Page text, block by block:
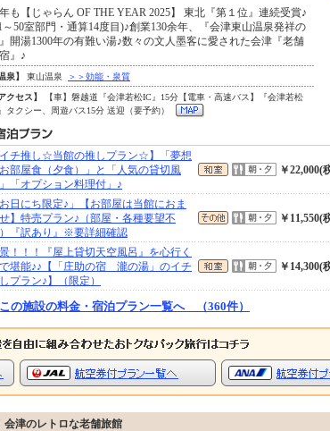
も【じゃらん OF THE YEAR 2025】 東北『第１位』連続受賞♪
～50室部門・通算14度目)♪創業130余年、『会津東山温泉発祥の
開湯1300年の有難い湯♪数々の文人墨客に愛された会津『老舗
』♪
泉】 東山温泉 ＞＞効能・泉質
クセス】
【車】磐越道『会津若松IC』15分【電車・高速バス】『会津若松
タクシー、周遊バス15分 送迎（要予約）
イチ推し☆当館の推しプラン☆】「夢想
部屋食（夕食）」と「人気の貸切風
「オプション料理付」♪
￥22,000(
お日にち限定♪」【お部屋は当館におま
】特売プラン♪（部屋・各種要望不
『訳あり』※要詳細確認
￥11,550(
！！！『屋上貸切天空風呂』を心行く
堪能♪♪【「庄助の宿 瀧の湯」のイチ
プラン♪】（限定）
￥14,300(
この施設の料金・宿泊プラン一覧へ （360件）
会津のレトロな老舗旅館